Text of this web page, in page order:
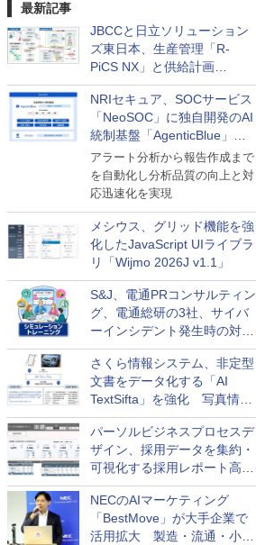
最新記事
JBCCと日立ソリューション
ズ東日本、生産管理「R-
PiCS NX」と供給計画
「scSQUARE ISP」の連携サ
ービスを提供開始
NRIセキュア、SOCサービス
「NeoSOC」に独自開発のAI
統制基盤「AgenticBlue」を
導入
アラート分析から報告作成まで
を自動化し分析品質の向上と対
応迅速化を実現
メシウス、グリッド機能を強
化したJavaScript UIライブラ
リ「Wijmo 2026J v1.1」
S&J、電通PRコンサルティン
グ、電通総研の3社、サイバ
ーインシデント発生時の対応
と危機管理広報を一体的に訓
練するプログラムを提供
さくら情報システム、非定型
文書をデータ化する「AI
TextSifta」を強化 写真情報
のデータ化などに対応
パーソルビジネスプロセスデ
ザイン、採用データを集約・
可視化する採用レポート高速
化サービスを提供
NECのAIマーケティング
「BestMove」が大手企業で
活用拡大 製造・流通・小売